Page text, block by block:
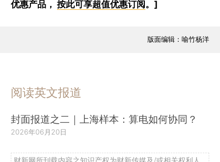
优惠产品，按此可享超值优惠订阅。]
版面编辑：喻竹杨洋
阅读英文报道
封面报道之二｜上海样本：算电如何协同？
2026年06月20日
财新网所刊载内容之知识产权为财新传媒及/或相关权利人